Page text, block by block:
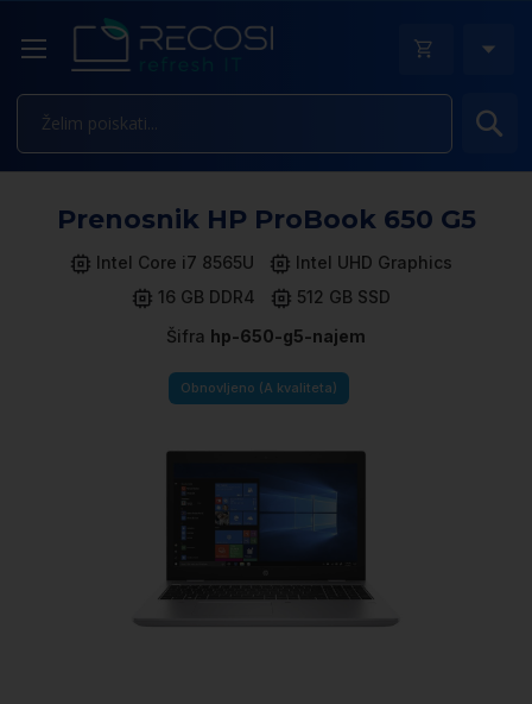
Prenosnik HP ProBook 650 G5
Intel Core i7 8565U
Intel UHD Graphics
16 GB DDR4
512 GB SSD
Šifra hp-650-g5-najem
Obnovljeno (A kvaliteta)